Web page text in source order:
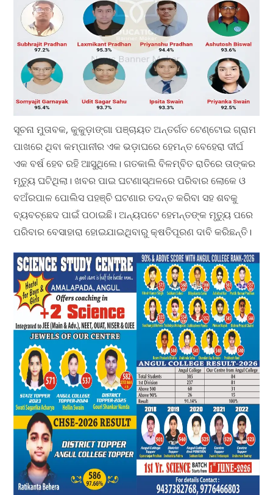
ସୂଚନା ମୁତାବକ, କୁକୁଡ଼ାଙ୍ଗା ପଞ୍ଚାୟତ ଅନ୍ତର୍ଗତ ଟେଣ୍ଟୋଇ ଗ୍ରାମ
ପାଖରେ ଥିବା କମ୍ପାନୀର ଏକ ଭଡ଼ାଘରେ ହେମନ୍ତ ବେହେରା ଦୀର୍ଘ
ଏକ ବର୍ଷ ହେବ ରହି ଆସୁଥିଲେ। ଗତକାଲି ବିଳମ୍ବିତ ରାତିରେ ତାଙ୍କର
ମୃତ୍ୟୁ ଘଟିଥିଲା। ଖବର ପାଇ ଘଟଣାସ୍ଥଳରେ ପରିବାର ଲୋକେ ଓ
ବଅଁରପାଳ ପୋଲିସ ପହଞ୍ଚି ଘଟଣାର ତଦନ୍ତ କରିବା ସହ ଶବକୁ
ବ୍ୟବଚ୍ଛେଦ ପାଇଁ ପଠାଇଛି। ଅନ୍ୟପଟେ ହେମନ୍ତଙ୍କ ମୃତ୍ୟୁ ପରେ
ପରିବାର ବେସାହାରା ହୋଇଯାଇଥିବାରୁ କ୍ଷତିପୂରଣ ଦାବି କରିଛନ୍ତି।